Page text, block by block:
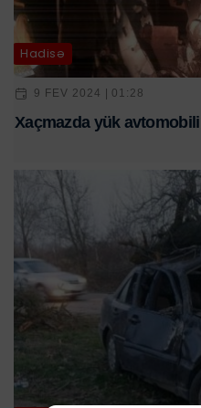
Hadisə
9 FEV 2024 | 01:28
Xaçmazda yük avtomobili